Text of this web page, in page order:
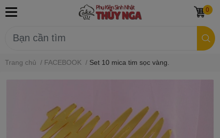
0
Trang chủ / FACEBOOK / Set 10 mica tim sọc vàng.